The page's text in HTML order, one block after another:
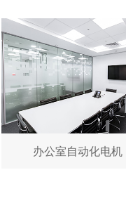
办公室自动化电机